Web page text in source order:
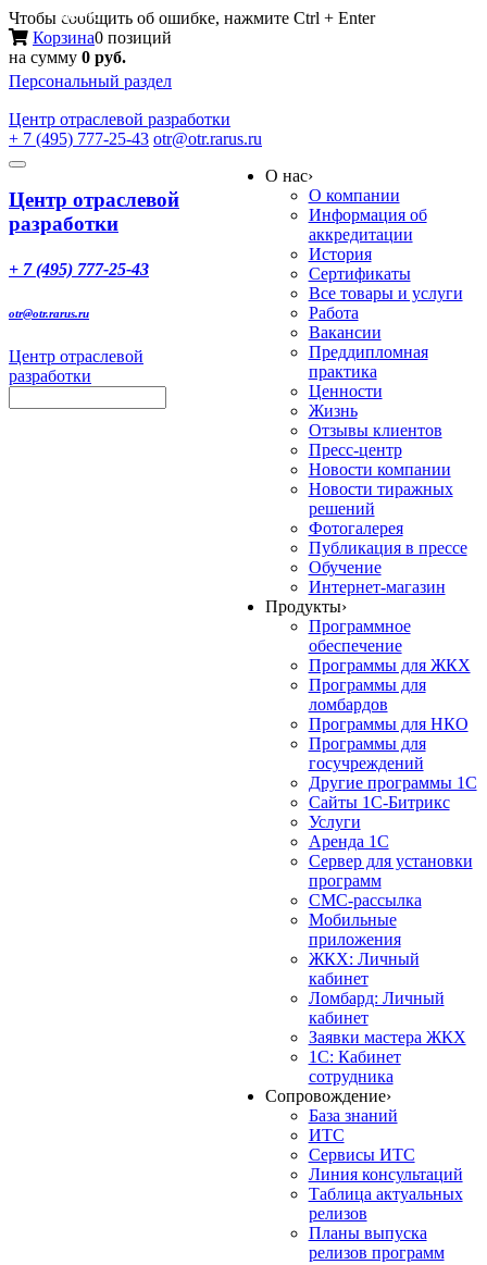
Чтобы сообщить об ошибке, нажмите Ctrl + Enter
Корзина0 позиций
на сумму 0 руб.
Персональный раздел
Центр отраслевой разработки
+ 7 (495) 777-25-43 otr@otr.rarus.ru
Toggle
Меню
Центр отраслевой
разработки
+ 7 (495) 777-25-43
otr@otr.rarus.ru
Центр отраслевой
разработки
О нас›
О компании
Информация об
аккредитации
История
Сертификаты
Все товары и услуги
Работа
Вакансии
Преддипломная
практика
Ценности
Жизнь
Отзывы клиентов
Пресс-центр
Новости компании
Новости тиражных
решений
Фотогалерея
Публикация в прессе
Обучение
Интернет-магазин
Продукты›
Программное
обеспечение
Программы для ЖКХ
Программы для
ломбардов
Программы для НКО
Программы для
госучреждений
Другие программы 1С
Сайты 1С-Битрикс
Услуги
Аренда 1С
Сервер для установки
программ
СМС-рассылка
Мобильные
приложения
ЖКХ: Личный
кабинет
Ломбард: Личный
кабинет
Заявки мастера ЖКХ
1С: Кабинет
сотрудника
Сопровождение›
База знаний
ИТС
Сервисы ИТС
Линия консультаций
Таблица актуальных
релизов
Планы выпуска
релизов программ